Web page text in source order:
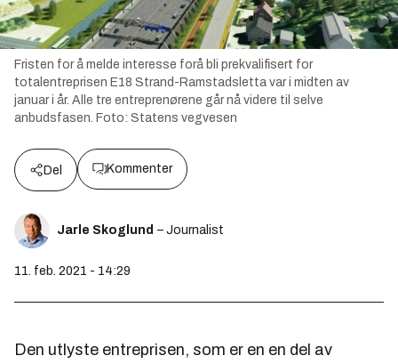
Fristen for å melde interesse forå bli prekvalifisert for
totalentreprisen E18 Strand-Ramstadsletta var i midten av
januar i år. Alle tre entreprenørene går nå videre til selve
anbudsfasen. Foto: Statens vegvesen
Del Kommenter
Jarle Skoglund – Journalist
11. feb. 2021 - 14:29
Den utlyste entreprisen, som er en en del av